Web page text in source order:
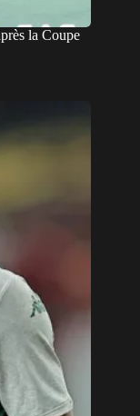
la Coupe